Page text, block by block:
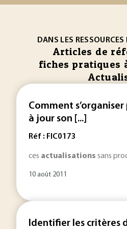
DANS LES
Articles de
fiches pratiques
Comment
à jour son [...]
Réf : FIC0173
ces actualisations sans
10 août 2011
Identifier les critères